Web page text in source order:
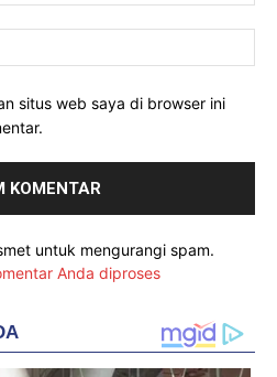
situs web saya di browser ini
untuk mengurangi spam.
Anda diproses